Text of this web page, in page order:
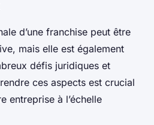
d’une franchise peut être
mais elle est également
défis juridiques et
ces aspects est crucial
entreprise à l’échelle